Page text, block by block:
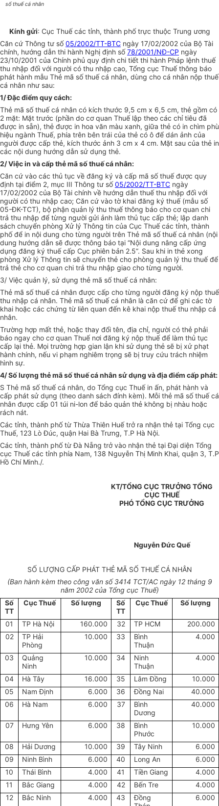
số thuế cá nhân
Kính gửi: Cục Thuế các tỉnh, thành phố trực thuộc Trung ương
Căn cứ Thông tư số05/2002/TT-BTC ngày 17/02/2002 của Bộ Tài
chính, hướng dẫn thi hành Nghị định số78/2001/NĐ-CP ngày
23/10/2001 của Chính phủ quy định chi tiết thi hành Pháp lệnh thuế
thu nhập đối với người có thu nhập cao, Tổng cục Thuế thông báo
phát hành mẫu Thẻ mã số thuế cá nhân, dùng cho cá nhân nộp thuế
cá nhân như sau:
1/ Đặc điểm quy cách:
Thẻ mã số thuế cá nhân có kích thước 9,5 cm x 6,5 cm, thẻ gồm có
2 mặt: Mặt trước (phần do cơ quan Thuế lập theo các chỉ tiêu đã
được in sẵn), thẻ được in hoa văn màu xanh, giữa thẻ có in chìm phù
hiệu ngành Thuế, phía trên bên trái của thẻ có ô để dán ảnh của
người được cấp thẻ, kích thước ảnh 3 cm x 4 cm. Mặt sau của thẻ in
các nội dung hướng dẫn sử dụng thẻ.
2/ Việc in và cấp thẻ mã số thuế cá nhân:
Căn cứ vào các thủ tục về đăng ký và cấp mã số thuế được quy
định tại điểm 2, mục III Thông tư số05/2002/TT-BTC ngày
17/02/2002 của Bộ Tài chính về hướng dẫn thuế thu nhập đối với
người có thu nhập cao; Căn cứ vào tờ khai đăng ký thuế (mẫu số
05-ĐK-TCT), bộ phận quản lý thu thuế thông báo cho cơ quan chi
trả thu nhập để từng người gửi ảnh làm thủ tục cấp thẻ; lập danh
sách chuyển phòng Xử lý Thông tin của Cục Thuế các tỉnh, thành
phố để in nội dung cho từng người trên Thẻ mã số thuế cá nhân (nội
dung hướng dẫn sẽ được thông báo tại “Nội dung nâng cấp ứng
dụng đăng ký thuế cấp Cục phiên bản 2.5”. Sau khi in thẻ xong
phòng Xử lý Thông tin sẽ chuyển thẻ cho phòng quản lý thu thuế để
trả thẻ cho cơ quan chi trả thu nhập giao cho từng người.
3/ Việc quản lý, sử dụng thẻ mã số thuế cá nhân:
Thẻ mã số thuế cá nhân được cấp cho từng người đăng ký nộp thuế
thu nhập cá nhân. Thẻ mã số thuế cá nhân là căn cứ để ghi các tờ
khai hoặc các chứng từ liên quan đến kê khai nộp thuế thu nhập cá
nhân.
Trường hợp mất thẻ, hoặc thay đổi tên, địa chỉ, người có thẻ phải
báo ngay cho cơ quan Thuế nơi đăng ký nộp thuế để làm thủ tục
cấp lại thẻ. Mọi trường hợp gian lận khi sử dụng thẻ sẽ bị xử phạt
hành chính, nếu vi phạm nghiêm trọng sẽ bị truy cứu trách nhiệm
hình sự.
4/ Số lượng thẻ mã số thuế cá nhân sử dụng và địa điểm cấp phát:
S Thẻ mã số thuế cá nhân, do Tổng cục Thuế in ấn, phát hành và
cấp phát sử dụng (theo danh sách đính kèm). Mỗi thẻ mã số thuế cá
nhân được cấp 01 túi ni-lon để bảo quản thẻ không bị nhàu hoặc
rách nát.
Các tỉnh, thành phố từ Thừa Thiên Huế trở ra nhận thẻ tại Tổng cục
Thuế, 123 Lò Đúc, quận Hai Bà Trưng, T.P Hà Nội.
Các tỉnh, thành phố từ Đà Nẵng trở vào nhận thẻ tại Đại diện Tổng
cục Thuế các tỉnh phía Nam, 138 Nguyễn Thị Minh Khai, quận 3, T.P
Hồ Chí Minh./.
KT/TỔNG CỤC TRƯỞNG TỔNG
CỤC THUẾ
PHÓ TỔNG CỤC TRƯỞNG
Nguyễn Đức Quế
SỐ LƯỢNG CẤP PHÁT THẺ MÃ SỐ THUẾ CÁ NHÂN
(Ban hành kèm theo công văn số 3414 TCT/AC ngày 12 tháng 9
năm 2002 của Tổng cục Thuế)
Số
TT
Cục Thuế Số lượng
Số
TT
Cục Thuế Số lượng
01 TP Hà Nội 160.000 32 TP HCM
200.000
02
TP Hải
Phòng
10.000 33
Bình
Thuận
4.000
03
Quảng
Ninh
10.000 34
Ninh
Thuận
4.000
04 Hà Tây 16.000 35 Lâm Đồng
10.000
05
Nam Định 6.000 36 Đồng Nai
40.000
06
Hà Nam 6.000 37
Bình
Dương
40.000
07 Hưng Yên 6.000 38
Bình
Phước
10.000
08 Hải Dương 10.000 39 Tây Ninh
6.000
09
Ninh Bình 6.000 40 Long An
6.000
10
Thái Bình 4.000 41 Tiền Giang
4.000
11
Bắc Giang 4.000 42 Bến Tre
4.000
12
Bắc Ninh 4.000 43
Đồng
6.000